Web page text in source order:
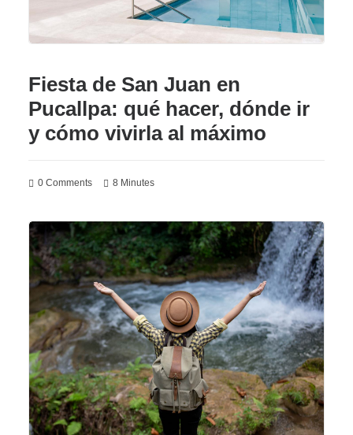
Fiesta de San Juan en
Pucallpa: qué hacer, dónde ir
y cómo vivirla al máximo
0 Comments 8 Minutes